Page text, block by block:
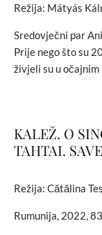
Režija: Mátyás
Sredovječni par
Prije nego što su
živjeli su u očajnim
KALEŽ. O
TAHTAI.
Režija: Cătălina
Rumunija, 2022,